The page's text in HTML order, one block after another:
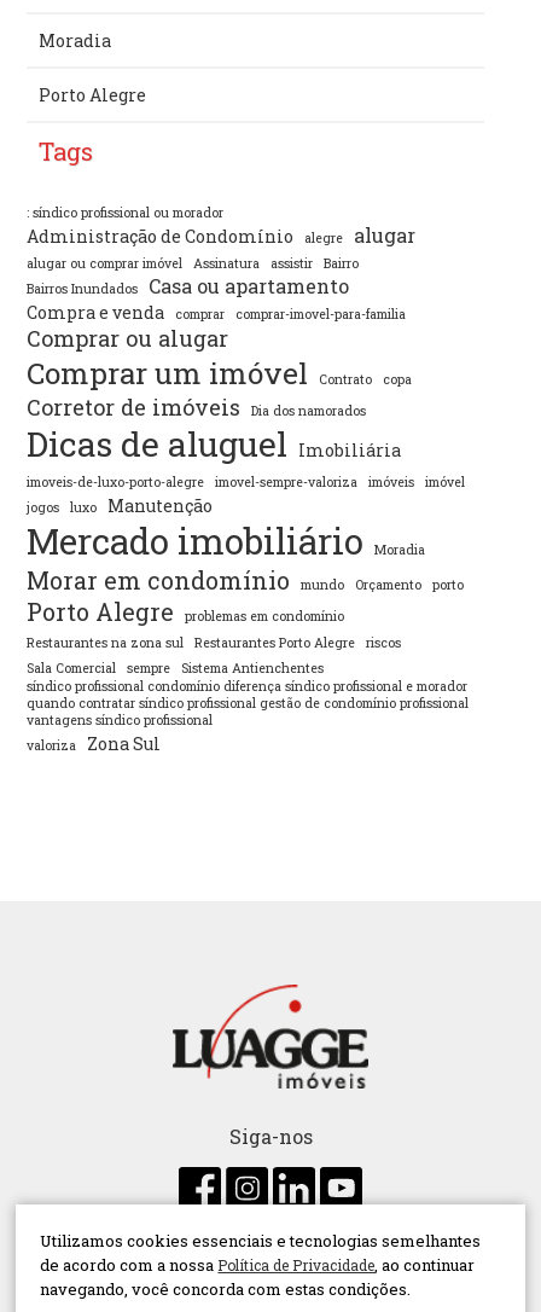
Moradia
Porto Alegre
Tags
: síndico profissional ou morador
Administração de Condomínio alegre alugar
alugar ou comprar imóvel Assinatura assistir
Bairro
Bairros Inundados
Casa ou apartamento
Compra e venda comprar comprar-imovel-para-familia
Comprar ou alugar
Comprar um imóvel Contrato copa
Corretor de imóveis Dia dos namorados
Dicas de aluguel Imobiliária
imoveis-de-luxo-porto-alegre imovel-sempre-valoriza imóveis
imóvel
jogos
luxo Manutenção
Mercado imobiliário Moradia
Morar em condomínio mundo Orçamento porto
Porto Alegre
problemas em condomínio
Restaurantes na zona sul
Restaurantes Porto Alegre
riscos
Sala Comercial
sempre
Sistema Antienchentes
síndico profissional condomínio diferença síndico profissional e morador
quando contratar síndico profissional gestão de condomínio profissional
vantagens síndico profissional
valoriza
Zona Sul
Siga-nos
Administração de condomínio
Aluguel
Utilizamos cookies essenciais e tecnologias semelhantes
de acordo com a nossaPolítica de Privacidade, ao continuar
navegando, você concorda com estas condições.